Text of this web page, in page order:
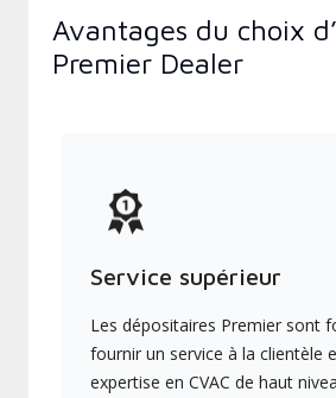
Avantages du choix
Premier Dealer
Service supérieur
Les dépositaires Premier sont
fournir un service à la clientèle
expertise en CVAC de haut